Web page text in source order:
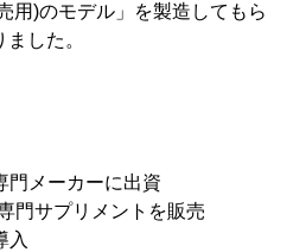
用)のモデル」を製造してもら
した。
メーカーに出資
門サプリメントを販売
入